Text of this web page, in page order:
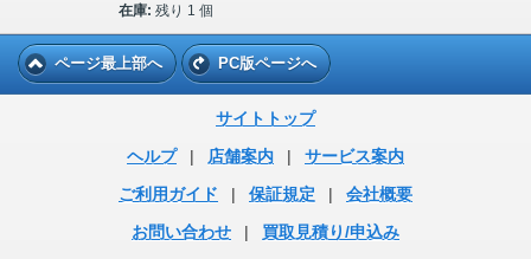
在庫: 残り 1 個
ページ最上部へ PC版ページへ
サイトトップ
ヘルプ
| 店舗案内 |
サービス案内
ご利用ガイド
| 保証規定 |
会社概要
お問い合わせ
|
買取見積り/申込み